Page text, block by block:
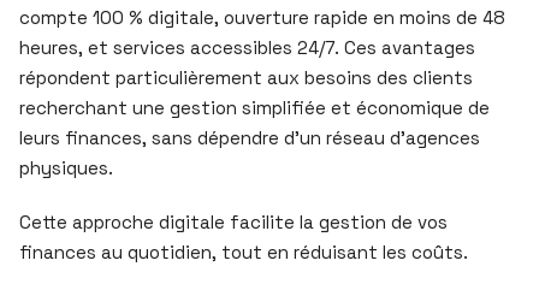
compte 100 % digitale, ouverture rapide en moins de 48
heures, et services accessibles 24/7. Ces avantages
répondent particulièrement aux besoins des clients
recherchant une gestion simplifiée et économique de
leurs finances, sans dépendre d’un réseau d’agences
physiques.
Cette approche digitale facilite la gestion de vos
finances au quotidien, tout en réduisant les coûts.